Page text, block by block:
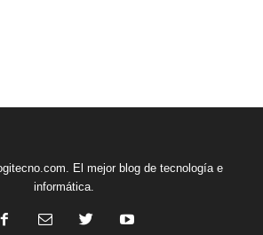
El mejor blog de tecnología e
informática.